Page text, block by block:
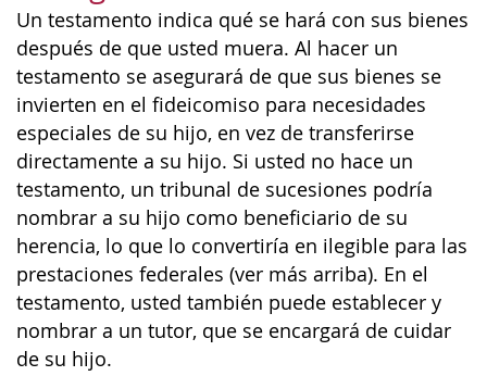
Un testamento indica qué se hará con sus bienes
después de que usted muera. Al hacer un
testamento se asegurará de que sus bienes se
invierten en el fideicomiso para necesidades
especiales de su hijo, en vez de transferirse
directamente a su hijo. Si usted no hace un
testamento, un tribunal de sucesiones podría
nombrar a su hijo como beneficiario de su
herencia, lo que lo convertiría en ilegible para las
prestaciones federales (ver más arriba). En el
testamento, usted también puede establecer y
nombrar a un tutor, que se encargará de cuidar
de su hijo.